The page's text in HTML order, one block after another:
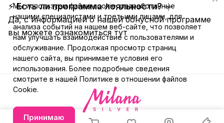
⚡ Есть ли программа лояльности?
Да, с информацией о нашей бонусной программе
вы можете ознакомитьсятут
Мы используем файлы cookie, разработанные
нашими специалистами и третьими лицами, для
анализа событий на нашем веб-сайте, что позволяет
нам улучшать взаимодействие с пользователями и
обслуживание. Продолжая просмотр страниц
нашего сайта, вы принимаете условия его
использования. Более подробные сведения
смотрите в нашей Политике в отношении файлов
Cookie.
Принимаю